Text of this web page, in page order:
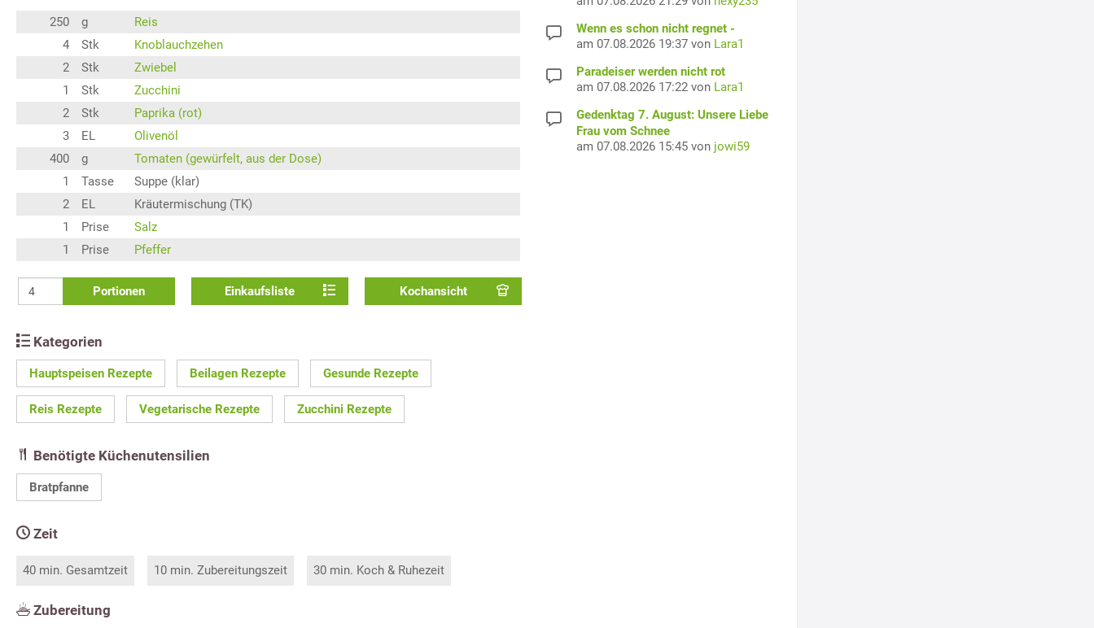
250 g
Reis
4
Stk
Knoblauchzehen
2
Stk
Zwiebel
1
Stk
Zucchini
2
Stk
Paprika (rot)
3
EL
Olivenöl
400
g
Tomaten (gewürfelt, aus der Dose)
1
Tasse
Suppe (klar)
2
EL
Kräutermischung (TK)
1
Prise
Salz
1
Prise Pfeffer
Portionen Einkaufsliste Kochansicht
Kategorien
Hauptspeisen Rezepte Beilagen Rezepte Gesunde Rezepte
Reis Rezepte Vegetarische Rezepte Zucchini Rezepte
Benötigte Küchenutensilien
Bratpfanne
Zeit
40 min. Gesamtzeit 10 min. Zubereitungszeit 30 min. Koch & Ruhezeit
Zubereitung
Wenn es schon nicht regnet -
am 07.08.2026 19:37 von Lara1
Paradeiser werden nicht rot
am 07.08.2026 17:22 von Lara1
Gedenktag 7. August: Unsere Liebe
Frau vom Schnee
am 07.08.2026 15:45 von jowi59